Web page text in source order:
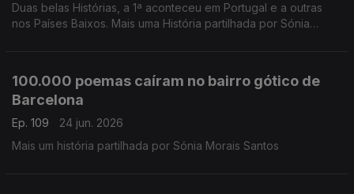
Duas belas Histórias, a 1ª aconteceu em Portugal e a outras
nos Países Baixos. Mais uma História partilhada por Sónia
100.000 poemas caíram no bairro gótico de
Barcelona
Ep. 109
24 jun. 2026
Mais um história partilhada por Sónia Morais Santos